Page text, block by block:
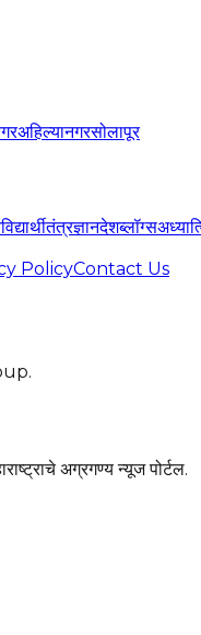
अहिल्यानगरसोलापूर
विद्यार्थीतंत्रज्ञानदेशब्लॉग्स
PolicyContact Us
अग्रगण्य न्यूज पोर्टल.